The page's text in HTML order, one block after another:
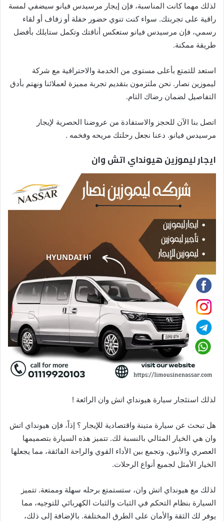
لذلك مهما كانت المناسبة، فإن إيجار مرسيدس فيانو سيضفي لمسة
راقية على تجربتك. سواء كنت تنوي حضور حفلة أو زفاف أو لقاء
رسمي، فإن مرسيدس فيانو ستعكس أناقتك وتكمل ستايلك بأفضل
طريقة ممكنة.
استعد للتمتع بأعلى مستوى من الخدمة والاحترافية مع شركة
ليموزين نصار. نحن ملتزمون بتقديم تجربة مميزة لعملائنا ونهتم بأدق
التفاصيل لضمان رضاك التام.
اتصل بنا الآن للحجز والاستفادة من عروضنا الحصرية لإيجار
مرسيدس فيانو. دعنا نجعل رحلتك مريحه وفخمه .
ايجار ليموزين هيونداي اتش وان
لذلك استئجار سيارة هيونداي اتش وان الرائعة !
هل تبحث عن سيارة متينة واقتصادية للإيجار ؟ إذاً، فإن هيونداي اتش
وان هي الخيار المثالي بالنسبة لك. تتميز هذه السيارة بتصميمها
العصري والأنيق، وتجمع بين الأداء القوي والراحة الفائقة، مما يجعلها
الخيار الأمثل لجميع أنواع الرحلات.
لذلك مع هيونداي اتش وان، ستستمتع برحله سهلة وممتعة. تتميز
السيارة بنظام التحكم في الثبات والثبات الكهربائي للتوجيه، مما
يوفر لك الثقة والأمان على الطرق المختلفة. بالإضافة إلى ذلك،